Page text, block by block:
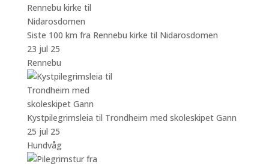
Siste 100 km fra Rennebu kirke til Nidarosdomen
23 jul 25
Rennebu
Kystpilegrimsleia til Trondheim med skoleskipet Gann
25 jul 25
Hundvåg